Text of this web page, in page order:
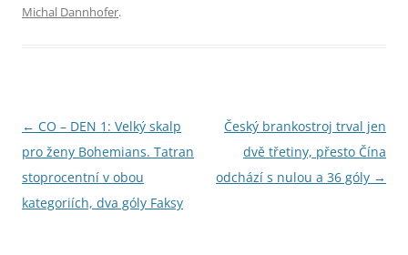
Michal Dannhofer.
Navigace
pro
příspěvky
← CO – DEN 1: Velký skalp
pro ženy Bohemians. Tatran
stoprocentní v obou
kategoriích, dva góly Faksy
Český brankostroj trval jen
dvě třetiny, přesto Čína
odchází s nulou a 36 góly →